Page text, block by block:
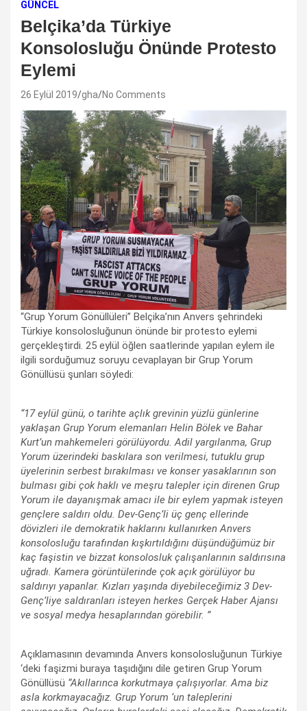
GÜNCEL
Belçika’da Türkiye
Konsolosluğu Önünde Protesto
Eylemi
26 Eylül 2019 gha No Comments
“Grup Yorum Gönüllüleri” Belçika’nın Anvers şehrindeki
Türkiye konsolosluğunun önünde bir protesto eylemi
gerçekleştirdi. 25 eylül öğlen saatlerinde yapılan eylem ile
ilgili sorduğumuz soruyu cevaplayan bir Grup Yorum
Gönüllüsü şunları söyledi:
“17 eylül günü, o tarihte açlık grevinin yüzlü günlerine
yaklaşan Grup Yorum elemanları Helin Bölek ve Bahar
Kurt’un mahkemeleri görülüyordu. Adil yargılanma, Grup
Yorum üzerindeki baskılara son verilmesi, tutuklu grup
üyelerinin serbest bırakılması ve konser yasaklarının son
bulması gibi çok haklı ve meşru talepler için direnen Grup
Yorum ile dayanışmak amacı ile bir eylem yapmak isteyen
gençlere saldırı oldu. Dev-Genç’li üç genç ellerinde
dövizleri ile demokratik haklarını kullanırken Anvers
konsolosluğu tarafından kışkırtıldığını düşündüğümüz bir
kaç faşistin ve bizzat konsolosluk çalışanlarının saldırısına
uğradı. Kamera görüntülerinde çok açık görülüyor bu
saldırıyı yapanlar. Kızları yaşında diyebileceğimiz 3 Dev-
Genç’liye saldıranları isteyen herkes Gerçek Haber Ajansı
ve sosyal medya hesaplarından görebilir. ”
Açıklamasının devamında Anvers konsolosluğunun Türkiye
‘deki faşizmi buraya taşıdığını dile getiren Grup Yorum
Gönüllüsü “Akıllarınca korkutmaya çalışıyorlar. Ama biz
asla korkmayacağız. Grup Yorum ‘un taleplerini